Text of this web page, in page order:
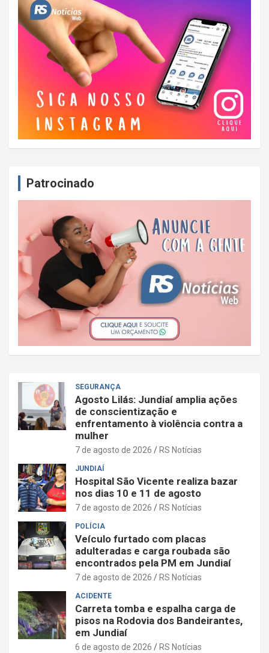
Patrocinado
SEGURANÇA
Agosto Lilás: Jundiaí amplia ações
de conscientização e
enfrentamento à violência contra a
mulher
7 de agosto de 2026 RS Notícias
JUNDIAÍ
Hospital São Vicente realiza bazar
nos dias 10 e 11 de agosto
7 de agosto de 2026 RS Notícias
POLÍCIA
Veículo furtado com placas
adulteradas e carga roubada são
encontrados pela PM em Jundiaí
7 de agosto de 2026 RS Notícias
ACIDENTE
Carreta tomba e espalha carga de
pisos na Rodovia dos Bandeirantes,
em Jundiaí
6 de agosto de 2026 RS Notícias